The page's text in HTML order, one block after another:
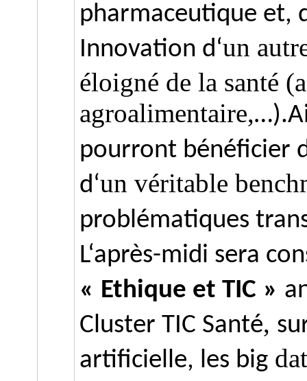
pharmaceutique et,
Innovation d‘un
éloigné de la santé
agroalimentaire,…).
pourront bénéficier
d‘un véritable
problématiques
L‘après-midi sera
« Ethique et TIC »
Cluster TIC Santé,
artificielle, les big